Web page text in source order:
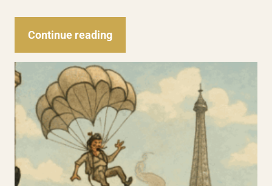
Continue reading